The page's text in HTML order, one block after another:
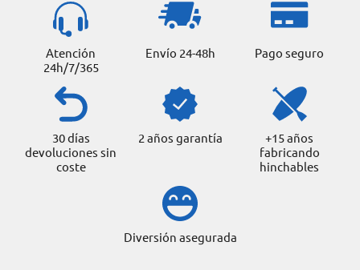
Atención
24h/7/365
Envío 24-48h Pago seguro
30 días
devoluciones sin
coste
2 años garantía
+15 años
fabricando
hinchables
Diversión asegurada